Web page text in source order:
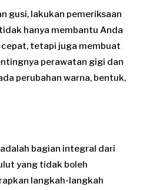
gusi, lakukan pemeriksaan
hanya membantu Anda
tetapi juga membuat
perawatan gigi dan
perubahan warna, bentuk,
bagian integral dari
yang tidak boleh
langkah-langkah